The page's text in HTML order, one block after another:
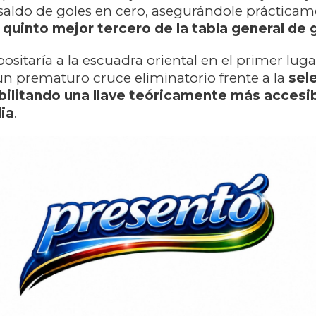
de goles en cero, asegurándole
quinto mejor tercero de la tabla general de
a la escuadra oriental en el primer
prematuro cruce eliminatorio frente a la
una llave teóricamente más
.